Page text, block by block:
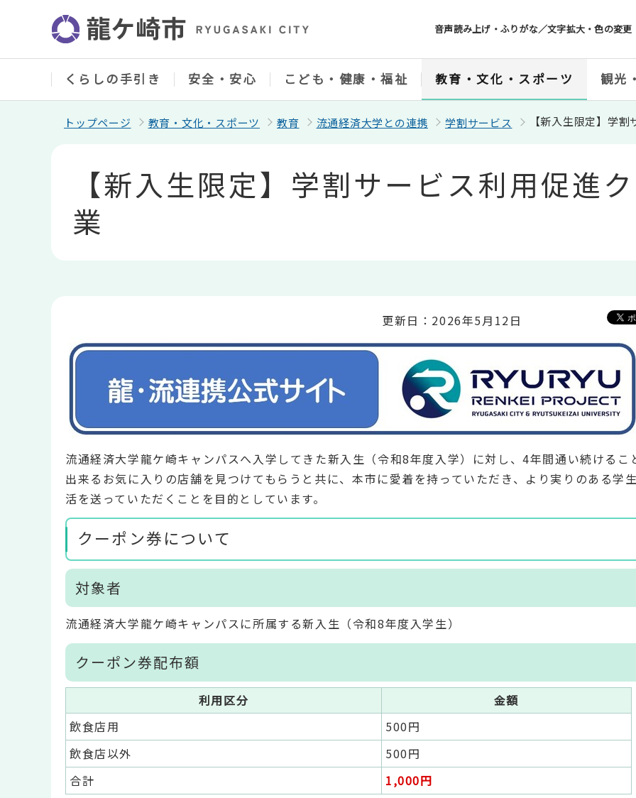
ジ
音声読み上げ・ふりがな／文字拡大・色の変更
くらしの手引き 安全・安心 こども・健康・福祉 教育・文化・スポーツ 観光
トップページ 教育・文化・スポーツ 教育 流通経済大学との連携 学割サービス 【新入生限定】学
【新入生限定】学割サービス利用促進
業
更新日：2026年5月12日
流通経済大学龍ケ崎キャンパスへ入学してきた新入生（令和8年度入学）に対し、4年間通い続けるこ
出来るお気に入りの店舗を見つけてもらうと共に、本市に愛着を持っていただき、より実りのある学
活を送っていただくことを目的としています。
クーポン券について
対象者
流通経済大学龍ケ崎キャンパスに所属する新入生（令和8年度入学生）
クーポン券配布額
利用区分
金額
飲食店用
500円
飲食店以外
500円
合計
1,000円